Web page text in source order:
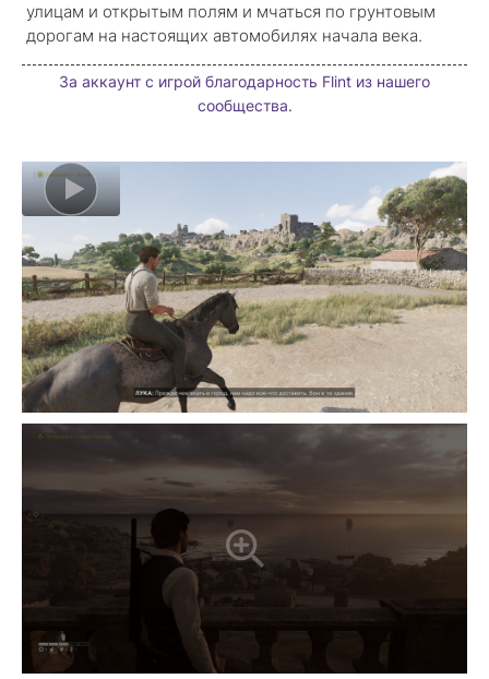
улицам и открытым полям и мчаться по грунтовым
дорогам на настоящих автомобилях начала века.
За аккаунт с игрой благодарность Flint из нашего
сообщества.